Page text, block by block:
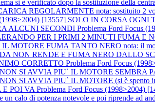
si è verificato dopo la sostituzione della
REGOLARMENTE nota: sostituito 2
(1998>2004) [13557] SOLO IN CORSA
ALCUNI SECONDI Problema Ford Focus
PER I PRIMI 2 MINUTI FUMA E
MOTORE FUMA TANTO NERO nota: il
NON RENDE E FUMA NERO DALLO
CORRETTO Problema Ford Focus
NON SI AVVIA PIU` IL MOTORE
SI AVVIA PIU` IL MOTORE (si è spento
POI VA Problema Ford Focus (1998>2004)
un calo di potenza notevole e poi riprende ad